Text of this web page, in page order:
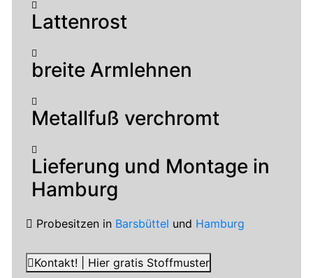
Lattenrost
breite Armlehnen
Metallfuß verchromt
Lieferung und Montage in
Hamburg
Probesitzen in Barsbüttel und Hamburg
Kontakt! | Hier gratis Stoffmuster